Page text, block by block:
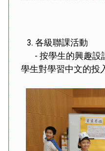
3. 各級聯課活動
- 按學生的興趣設
學生對學習中文的投